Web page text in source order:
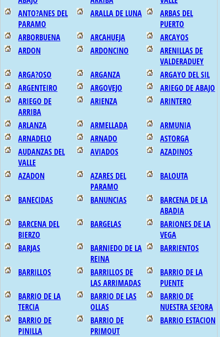
ANTO?ANES DEL
PARAMO
ARALLA DE LUNA
ARBAS DEL
PUERTO
ARBORBUENA
ARCAHUEJA
ARCAYOS
ARDON
ARDONCINO
ARENILLAS DE
VALDERADUEY
ARGA?OSO
ARGANZA
ARGAYO DEL SIL
ARGENTEIRO
ARGOVEJO
ARIEGO DE ABAJO
ARIEGO DE
ARRIBA
ARIENZA ARINTERO
ARLANZA ARMELLADA
ARMUNIA
ARNADELO
ARNADO
ASTORGA
AUDANZAS DEL
VALLE
AVIADOS AZADINOS
AZADON
AZARES DEL
PARAMO
BALOUTA
BANECIDAS BANUNCIAS
BARCENA DE LA
ABADIA
BARCENA DEL
BIERZO
BARGELAS
BARIONES DE LA
VEGA
BARJAS
BARNIEDO DE LA
REINA
BARRIENTOS
BARRILLOS
BARRILLOS DE
LAS ARRIMADAS
BARRIO DE LA
PUENTE
BARRIO DE LA
TERCIA
BARRIO DE LAS
OLLAS
BARRIO DE
NUESTRA SE?ORA
BARRIO DE
PINILLA
BARRIO DE
PRIMOUT
BARRIO ESTACION